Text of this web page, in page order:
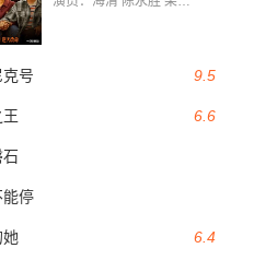
9.5
号
6.6
能停
6.4